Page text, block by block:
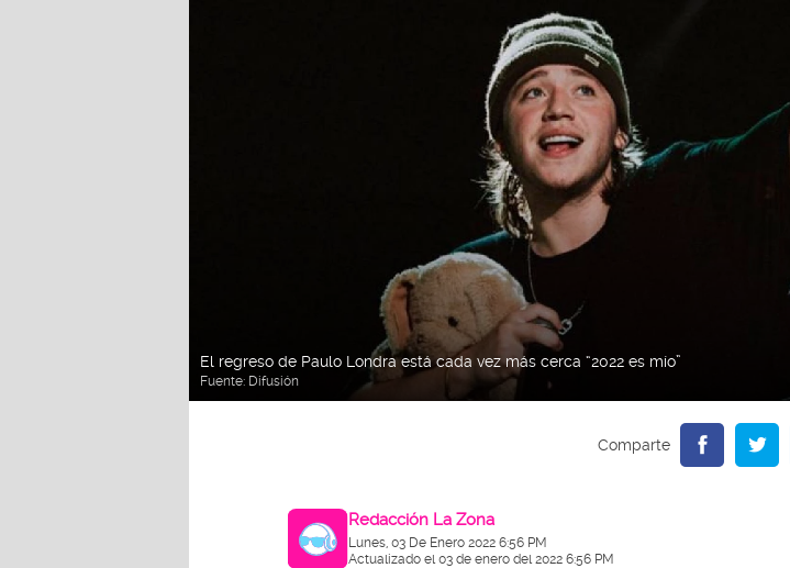
El regreso de Paulo Londra está cada vez más cerca “2022 es mío”
Fuente: Difusión
Redacción La Zona
Lunes, 03 De Enero 2022 6:56 PM
Actualizado el 03 de enero del 2022 6:56 PM